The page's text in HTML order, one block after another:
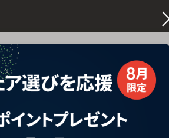
たします。